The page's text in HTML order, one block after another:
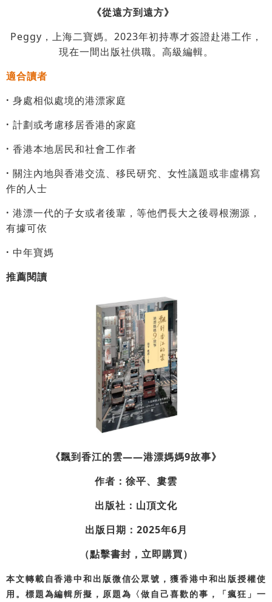
《從遠方到遠方》
Peggy，上海二寶媽。2023年初持專才簽證赴港工作，
現在一間出版社供職。高級編輯。
適合讀者
· 身處相似處境的港漂家庭
· 計劃或考慮移居香港的家庭
· 香港本地居民和社會工作者
· 關注內地與香港交流、移民研究、女性議題或非虛構寫
作的人士
· 港漂一代的子女或者後輩，等他們長大之後尋根溯源，
有據可依
· 中年寶媽
推薦閱讀
《飄到香江的雲——港漂媽媽9故事》
作者：徐平、婁雲
出版社：山頂文化
出版日期：2025年6月
（點擊書封，立即購買）
本文轉載自香港中和出版微信公眾號，獲香港中和出版授權使
用。標題為編輯所擬，原題為〈做自己喜歡的事，「瘋狂」一